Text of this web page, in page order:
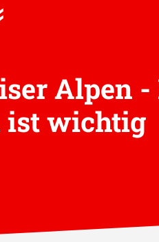
Alpen
ist wichtig